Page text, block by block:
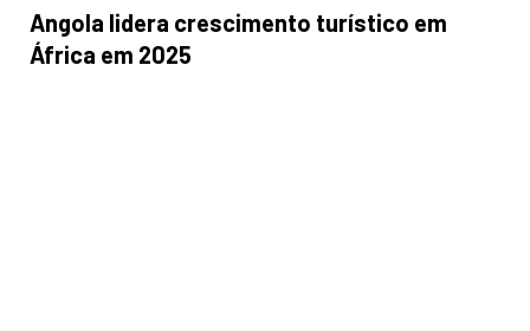
Angola lidera crescimento turístico em
África em 2025